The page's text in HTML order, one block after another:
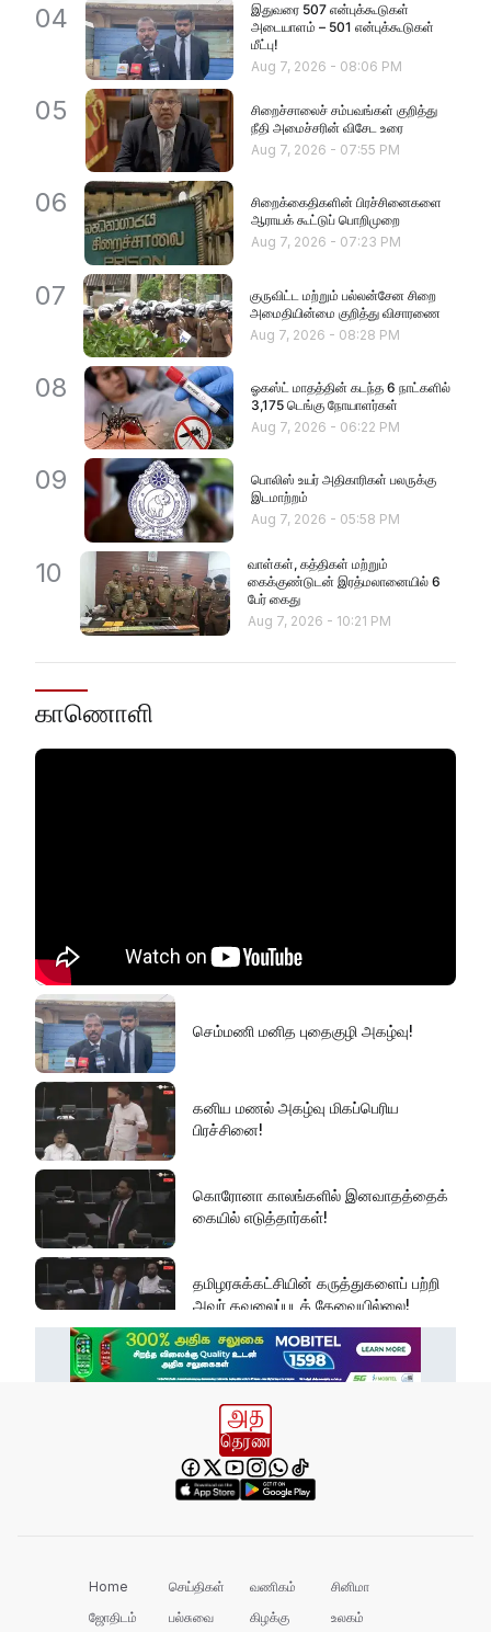
04
இதுவரை 507 என்புக்கூடுகள்
அடையாளம் – 501 என்புக்கூடுகள்
மீட்பு!
Aug 7, 2026 - 08:06 PM
05
சிறைச்சாலைச் சம்பவங்கள் குறித்து
நீதி அமைச்சரின் விசேட உரை
Aug 7, 2026 - 07:55 PM
06
சிறைக்கைதிகளின் பிரச்சினைகளை
ஆராயக் கூட்டுப் பொறிமுறை
Aug 7, 2026 - 07:23 PM
07
குருவிட்ட மற்றும் பல்லன்சேன சிறை
அமைதியின்மை குறித்து விசாரணை
Aug 7, 2026 - 08:28 PM
08
ஓகஸ்ட் மாதத்தின் கடந்த 6 நாட்களில்
3,175 டெங்கு நோயாளர்கள்
Aug 7, 2026 - 06:22 PM
09
பொலிஸ் உயர் அதிகாரிகள் பலருக்கு
இடமாற்றம்
Aug 7, 2026 - 05:58 PM
10
வாள்கள், கத்திகள் மற்றும்
கைக்குண்டுடன் இரத்மலானையில் 6
பேர் கைது
Aug 7, 2026 - 10:21 PM
காணொளி
செம்மணி மனித புதைகுழி அகழ்வு!
கனிய மணல் அகழ்வு மிகப்பெரிய
பிரச்சினை!
கொரோனா காலங்களில் இனவாதத்தைக்
கையில் எடுத்தார்கள்!
தமிழரசுக்கட்சியின் கருத்துகளைப் பற்றி
அவர் கவலைப்படத் தேவையில்லை!
இது அதனுடன் சம்பந்தப்பட்ட கேள்விதான்
பல மாணவர்களின் எதிர்காலம்
நாசமாகிறது!
தீண்டாமையாகும்!
Home செய்திகள் வணிகம்
சினிமா
ஜோதிடம்
பல்சுவை கிழக்கு உலகம்